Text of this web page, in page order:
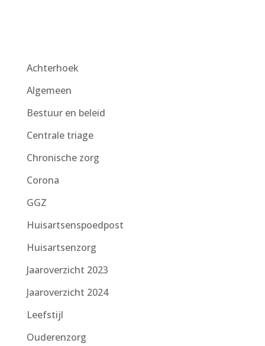
Achterhoek
Algemeen
Bestuur en beleid
Centrale triage
Chronische zorg
Corona
GGZ
Huisartsenspoedpost
Huisartsenzorg
Jaaroverzicht 2023
Jaaroverzicht 2024
Leefstijl
Ouderenzorg